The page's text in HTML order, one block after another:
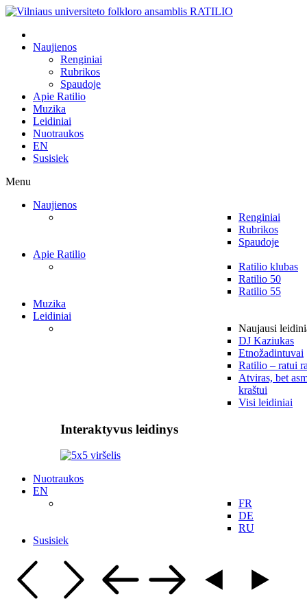
Naujienos
Renginiai
Rubrikos
Spaudoje
Apie Ratilio
Muzika
Leidiniai
Nuotraukos
EN
Susisiek
Menu
Naujienos
Renginiai
Rubrikos
Spaudoje
Apie Ratilio
Ratilio klubas
Ratilio 50
Ratilio 55
Muzika
Leidiniai
Naujausi
DJ Kaziukas
Etnožadintuvai
Ratilio – ratui
Atviras, bet
kraštui
Visi leidiniai
Interaktyvus leidinys
Nuotraukos
EN
FR
DE
RU
Susisiek